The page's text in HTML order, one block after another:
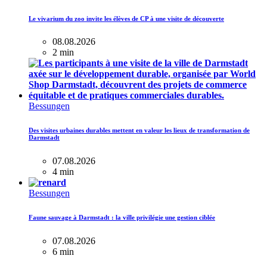
Le vivarium du zoo invite les élèves de CP à une visite de découverte
08.08.2026
2 min
Bessungen
Des visites urbaines durables mettent en valeur les lieux de transformation de
Darmstadt
07.08.2026
4 min
Bessungen
Faune sauvage à Darmstadt : la ville privilégie une gestion ciblée
07.08.2026
6 min